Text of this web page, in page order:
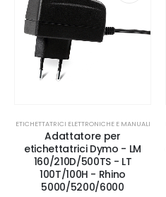
ETICHETTATRICI ELETTRONICHE E MANUALI
Adattatore per
etichettatrici Dymo - LM
160/210D/500TS - LT
100T/100H - Rhino
5000/5200/6000